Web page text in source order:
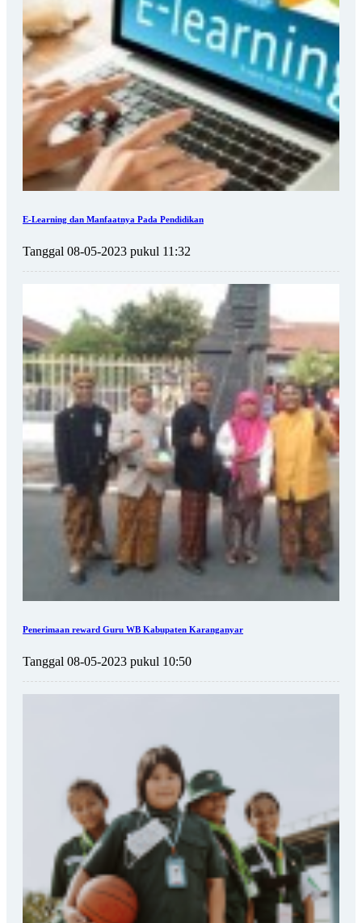
E-Learning dan Manfaatnya Pada Pendidikan
Tanggal 08-05-2023 pukul 11:32
Penerimaan reward Guru WB Kabupaten Karanganyar
Tanggal 08-05-2023 pukul 10:50